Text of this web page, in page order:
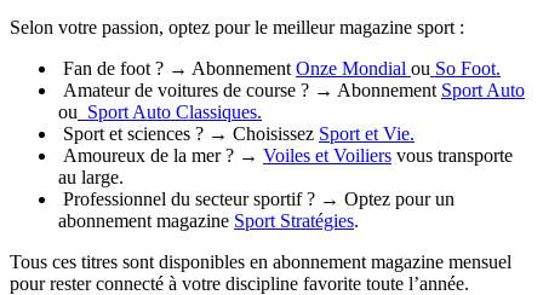
Selon votre passion, optez pour le meilleur magazine sport :
Fan de foot ? → Abonnement Onze Mondial ou So Foot.
Amateur de voitures de course ? → Abonnement Sport Auto
ou Sport Auto Classiques.
Sport et sciences ? → Choisissez Sport et Vie.
Amoureux de la mer ? → Voiles et Voiliers vous transporte
au large.
Professionnel du secteur sportif ? → Optez pour un
abonnement magazine Sport Stratégies.
Tous ces titres sont disponibles en abonnement magazine mensuel
pour rester connecté à votre discipline favorite toute l’année.